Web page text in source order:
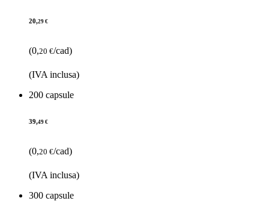
20,29 €
(0,20 €/cad)
(IVA inclusa)
200 capsule
39,49 €
(0,20 €/cad)
(IVA inclusa)
300 capsule